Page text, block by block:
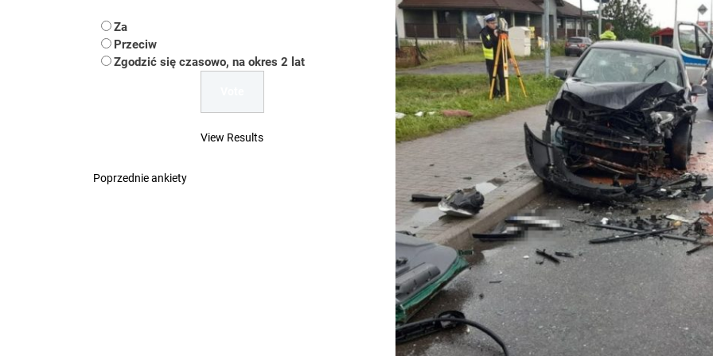
Uwaga Dębieńsko – woda nieprzydatna do spożycia!!!
Ilu mieszkańców ma Rybnik?
Dość komentowania kolejnych afer w ochronie zdrowia — czas zacząć mówić o
Za
Przeciw
Zgodzić się czasowo, na okres 2 lat
View Results
Poprzednie ankiety